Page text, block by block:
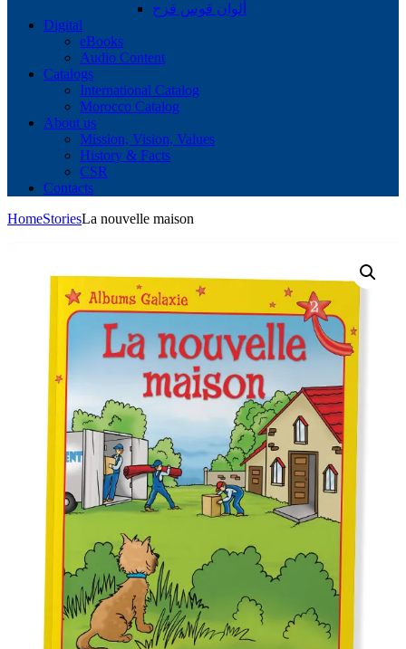
ألوان قوس قزح
Digital
eBooks
Audio Content
Catalogs
International Catalog
Morocco Catalog
About us
Mission, Vision, Values
History & Facts
CSR
Contacts
HomeStoriesLa nouvelle maison